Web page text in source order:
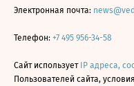
Электронная почта:
Телефон: +7 495 956-34-58
Сайт использует IP адреса,
Пользователей сайта,